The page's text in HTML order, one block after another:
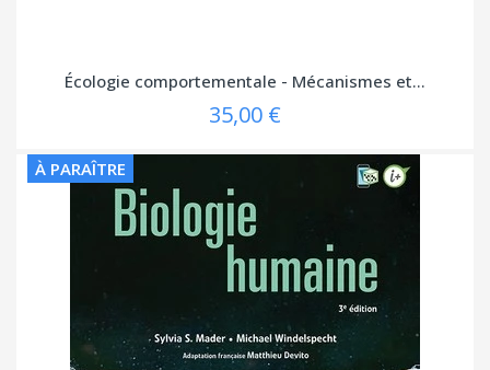
Écologie comportementale - Mécanismes et...
35,00 €
À PARAÎTRE